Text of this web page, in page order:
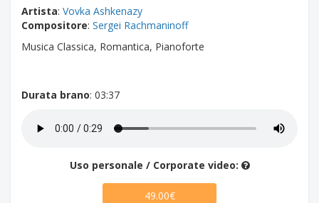
Artista: Vovka Ashkenazy
Compositore: Sergei Rachmaninoff
Musica Classica, Romantica, Pianoforte
Durata brano: 03:37
Uso personale / Corporate video:
49.00€